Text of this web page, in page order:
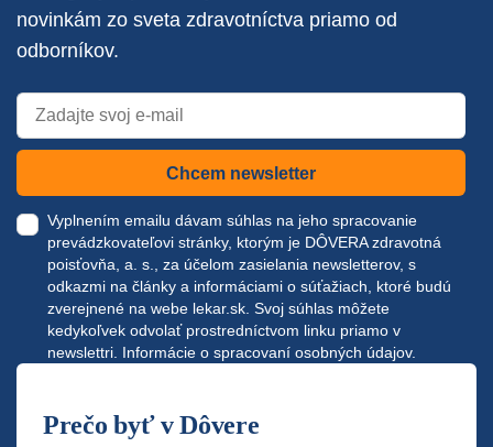
novinkám zo sveta zdravotníctva priamo od
odborníkov.
Chcem newsletter
Vyplnením emailu dávam súhlas na jeho spracovanie
prevádzkovateľovi stránky, ktorým je DÔVERA zdravotná
poisťovňa, a. s., za účelom zasielania newsletterov, s
odkazmi na články a informáciami o súťažiach, ktoré budú
zverejnené na webe lekar.sk . Svoj súhlas môžete
kedykoľvek odvolať prostredníctvom linku priamo v
newslettri. Informácie o spracovaní osobných údajov.
Prečo byť v Dôvere